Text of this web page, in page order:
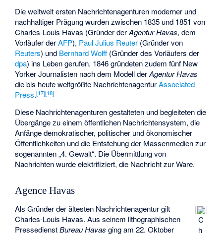
Die weltweit ersten Nachrichtenagenturen moderner und
nachhaltiger Prägung wurden zwischen 1835 und 1851 von
Charles-Louis Havas (Gründer derAgentur Havas, dem
Vorläufer derAFP), Paul Julius Reuter (Gründer von
Reuters) und Bernhard Wolff (Gründer des Vorläufers der
dpa) ins Leben gerufen. 1846 gründeten zudem fünf New
Yorker Journalisten nach dem Modell derAgentur Havas
die bis heute weltgrößte NachrichtenagenturAssociated
Press.[17][18]
Diese Nachrichtenagenturen gestalteten und begleiteten die
Übergänge zu einem öffentlichen Nachrichtensystem, die
Anfänge demokratischer, politischer und ökonomischer
Öffentlichkeiten und die Entstehung der Massenmedien zur
sogenannten „4. Gewalt“. Die Übermittlung von
Nachrichten wurde elektrifiziert, die Nachricht zur Ware.
Agence Havas
C
h
Als Gründer der ältesten Nachrichtenagentur gilt
Charles-Louis Havas. Aus seinem lithographischen
PressedienstBureau Havas ging am 22. Oktober